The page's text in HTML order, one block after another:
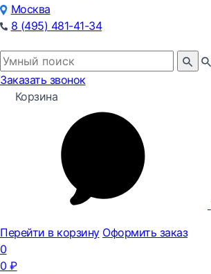
Москва
8 (495) 481-41-34
Заказать звонок
Корзина
Перейти в корзину Оформить заказ
0
0 ₽